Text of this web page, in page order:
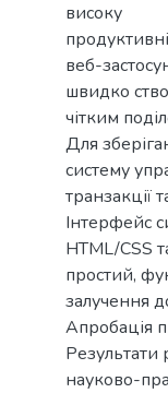
високу
веб-
швидко
чітким
Для
систему
транзакції
Інтерфейс
HTML/CSS
простий,
залучення
Апробація
Результати
науково-